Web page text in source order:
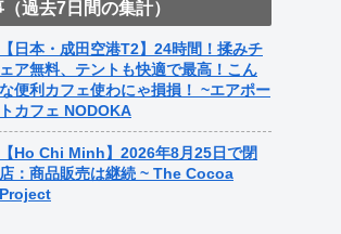
過去7日間の集計）
【日本・成田空港T2】24時間！揉みチ
ェア無料、テントも快適で最高！こん
な便利カフェ使わにゃ損損！ ~エアポー
トカフェ NODOKA
【Ho Chi Minh】2026年8月25日で閉
店：商品販売は継続 ~ The Cocoa
Project